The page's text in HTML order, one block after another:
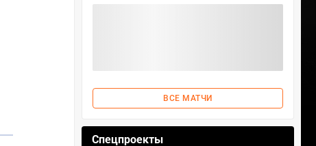
ВСЕ МАТЧИ
Спецпроекты